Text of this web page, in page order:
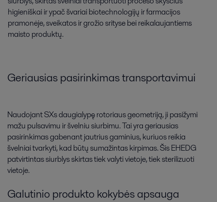
higieniškai ir ypač švariai biotechnologijų ir farmacijos
pramonėje, sveikatos ir grožio srityse bei reikalaujantiems
maisto produktų.
Geriausias pasirinkimas transportavimui
Naudojant SXs daugialypę rotoriaus geometriją, ji pasižymi
mažu pulsavimu ir švelniu siurbimu. Tai yra geriausias
pasirinkimas gabenant jautrius gaminius, kuriuos reikia
švelniai tvarkyti, kad būtų sumažintas kirpimas. Šis EHEDG
patvirtintas siurblys skirtas tiek valyti vietoje, tiek sterilizuoti
vietoje.
Galutinio produkto kokybės apsauga